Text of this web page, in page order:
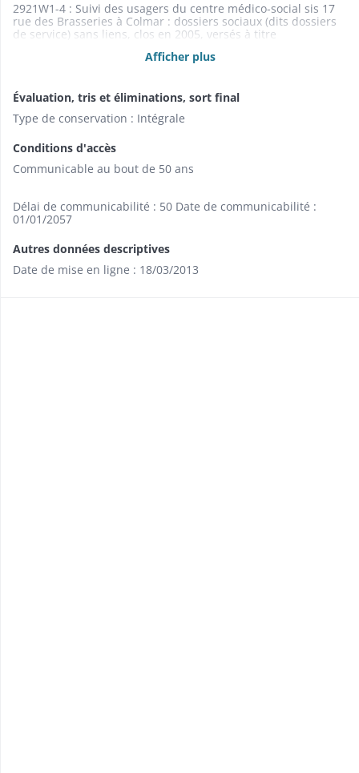
2921W1-4 : Suivi des usagers du centre médico-social sis 17
rue des Brasseries à Colmar : dossiers sociaux (dits dossiers
de service) sans liens, clos en 2005, versés à titre
2006). ; 2921W1 : A-E (1994-2005). ; 2921W2 : F-Mi (1983-2006).
titre non permanent habitant dans le secteur qui dépend du
centre médico-social de la rue des Brasseries à Colmar :
dossiers de proximité clos en 2005, versés à titre de
Afficher plus
Évaluation, tris et éliminations, sort final
Type de conservation : Intégrale
Conditions d'accès
Communicable au bout de 50 ans
Délai de communicabilité : 50 Date de communicabilité :
01/01/2057
Autres données descriptives
Date de mise en ligne : 18/03/2013